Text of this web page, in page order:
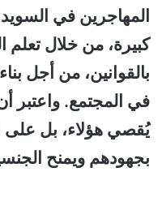
المهاجرين في السويد
كبيرة، من خلال تعلم
بالقوانين، من أجل
في المجتمع. واعتبر
يُقصي هؤلاء، بل على
بجهودهم ويمنح